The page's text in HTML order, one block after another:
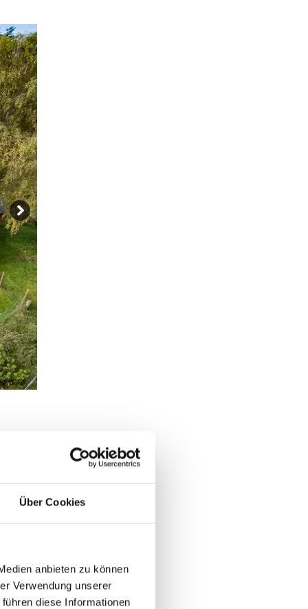
Über Cookies
anbieten zu können
Verwendung unserer
diese Informationen